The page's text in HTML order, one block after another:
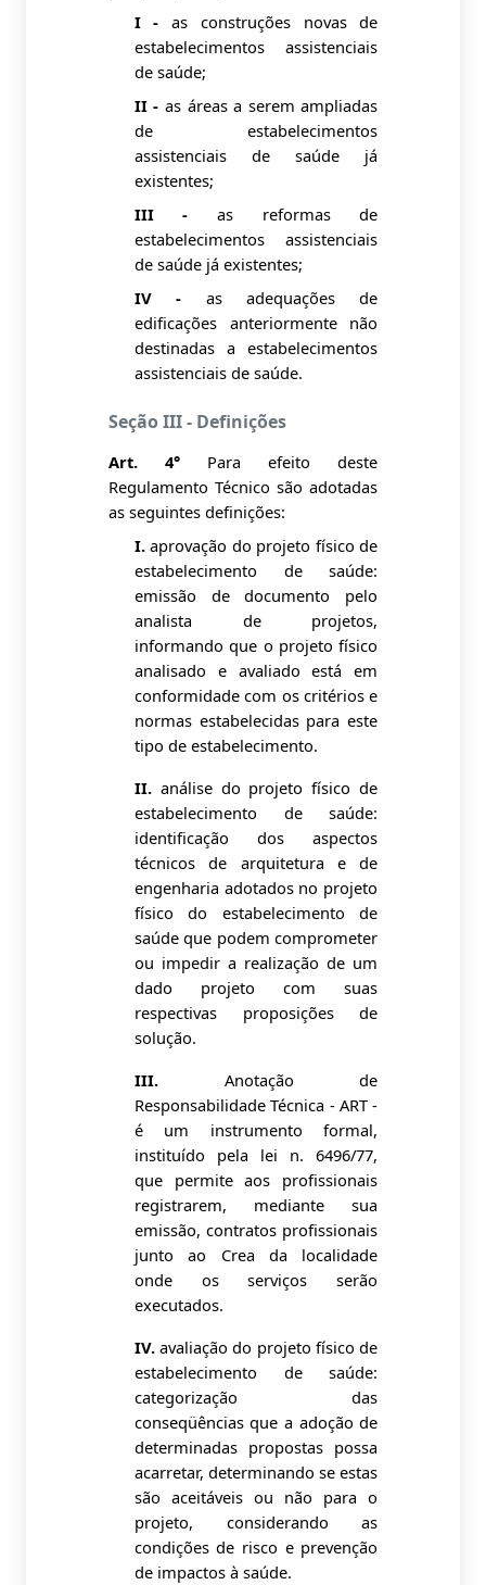
I - as construções novas de
estabelecimentos assistenciais
de saúde;
II - as áreas a serem ampliadas
de estabelecimentos
assistenciais de saúde já
existentes;
III - as reformas de
estabelecimentos assistenciais
de saúde já existentes;
IV - as adequações de
edificações anteriormente não
destinadas a estabelecimentos
assistenciais de saúde.
Seção III - Definições
Art. 4°Para efeito deste
Regulamento Técnico são adotadas
as seguintes definições:
I.aprovação do projeto físico de
estabelecimento de saúde:
emissão de documento pelo
analista de projetos,
informando que o projeto físico
analisado e avaliado está em
conformidade com os critérios e
normas estabelecidas para este
tipo de estabelecimento.
II.análise do projeto físico de
estabelecimento de saúde:
identificação dos aspectos
técnicos de arquitetura e de
engenharia adotados no projeto
físico do estabelecimento de
saúde que podem comprometer
ou impedir a realização de um
dado projeto com suas
respectivas proposições de
solução.
III.Anotação de
Responsabilidade Técnica - ART -
é um instrumento formal,
instituído pela lei n. 6496/77,
que permite aos profissionais
registrarem, mediante sua
emissão, contratos profissionais
junto ao Crea da localidade
onde os serviços serão
executados.
IV.avaliação do projeto físico de
estabelecimento de saúde:
categorização das
conseqüências que a adoção de
determinadas propostas possa
acarretar, determinando se estas
são aceitáveis ou não para o
projeto, considerando as
condições de risco e prevenção
de impactos à saúde.